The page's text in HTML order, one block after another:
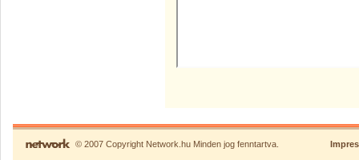
© 2007 Copyright Network.hu Minden jog fenntartva.